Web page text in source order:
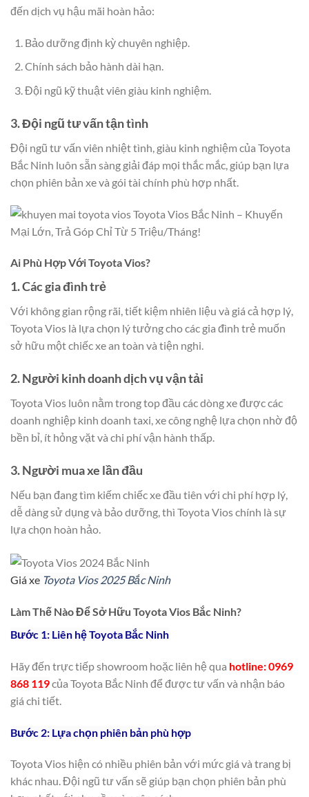
đến dịch vụ hậu mãi hoàn hảo:
Bảo dưỡng định kỳ chuyên nghiệp.
Chính sách bảo hành dài hạn.
Đội ngũ kỹ thuật viên giàu kinh nghiệm.
3. Đội ngũ tư vấn tận tình
Đội ngũ tư vấn viên nhiệt tình, giàu kinh nghiệm của Toyota
Bắc Ninh luôn sẵn sàng giải đáp mọi thắc mắc, giúp bạn lựa
chọn phiên bản xe và gói tài chính phù hợp nhất.
Ai Phù Hợp Với Toyota Vios?
1. Các gia đình trẻ
Với không gian rộng rãi, tiết kiệm nhiên liệu và giá cả hợp lý,
Toyota Vios là lựa chọn lý tưởng cho các gia đình trẻ muốn
sở hữu một chiếc xe an toàn và tiện nghi.
2. Người kinh doanh dịch vụ vận tải
Toyota Vios luôn nằm trong top đầu các dòng xe được các
doanh nghiệp kinh doanh taxi, xe công nghệ lựa chọn nhờ độ
bền bỉ, ít hỏng vặt và chi phí vận hành thấp.
3. Người mua xe lần đầu
Nếu bạn đang tìm kiếm chiếc xe đầu tiên với chi phí hợp lý,
dễ dàng sử dụng và bảo dưỡng, thì Toyota Vios chính là sự
lựa chọn hoàn hảo.
Giá xe Toyota Vios 2025 Bắc Ninh
Làm Thế Nào Để Sở Hữu Toyota Vios Bắc Ninh?
Bước 1: Liên hệ Toyota Bắc Ninh
Hãy đến trực tiếp showroom hoặc liên hệ qua hotline: 0969
868 119của Toyota Bắc Ninh để được tư vấn và nhận báo
giá chi tiết.
Bước 2: Lựa chọn phiên bản phù hợp
Toyota Vios hiện có nhiều phiên bản với mức giá và trang bị
khác nhau. Đội ngũ tư vấn sẽ giúp bạn chọn phiên bản phù